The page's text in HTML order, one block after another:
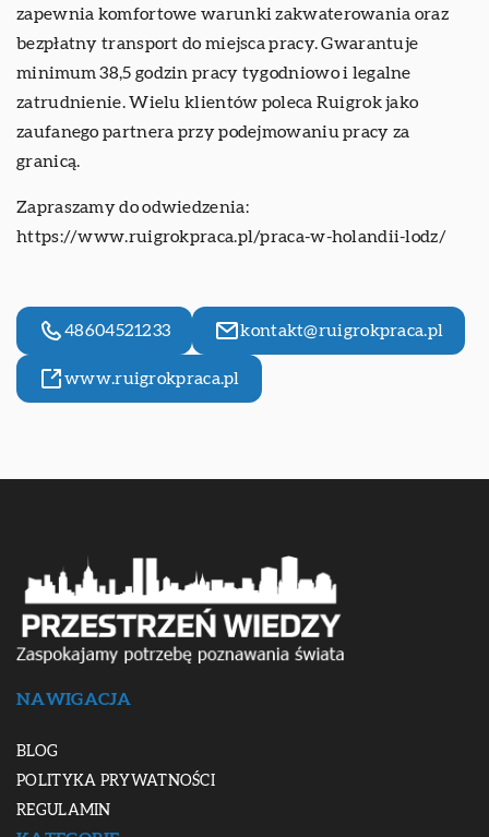
zapewnia komfortowe warunki zakwaterowania oraz
bezpłatny transport do miejsca pracy. Gwarantuje
minimum 38,5 godzin pracy tygodniowo i legalne
zatrudnienie. Wielu klientów poleca Ruigrok jako
zaufanego partnera przy podejmowaniu pracy za
granicą.
Zapraszamy do odwiedzenia:
https://www.ruigrokpraca.pl/praca-w-holandii-lodz/
48604521233 kontakt@ruigrokpraca.pl
www.ruigrokpraca.pl
NAWIGACJA
BLOG
POLITYKA PRYWATNOŚCI
REGULAMIN